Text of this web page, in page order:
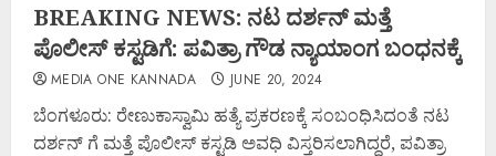
BREAKING NEWS: ನಟ ದರ್ಶನ್ ಮತ್ತೆ
ಪೊಲೀಸ್ ಕಸ್ಟಡಿಗೆ: ಪವಿತ್ರಾ ಗೌಡ ನ್ಯಾಯಾಂಗ ಬಂಧನಕ್ಕೆ
MEDIA ONE KANNADA JUNE 20, 2024
ಬೆಂಗಳೂರು: ರೇಣುಕಾಸ್ವಾಮಿ ಹತ್ಯೆ ಪ್ರಕರಣಕ್ಕೆ ಸಂಬಂಧಿಸಿದಂತೆ ನಟ
ದರ್ಶನ್ ಗೆ ಮತ್ತೆ ಪೊಲೀಸ್ ಕಸ್ಟಡಿ ಅವಧಿ ವಿಸ್ತರಿಸಲಾಗಿದ್ದರೆ, ಪವಿತ್ರಾ